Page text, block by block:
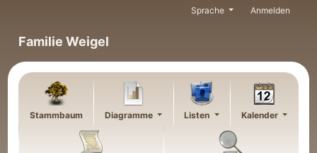
Familie Weigel
Sprache Anmelden
Stammbaum Diagramme Listen Kalender